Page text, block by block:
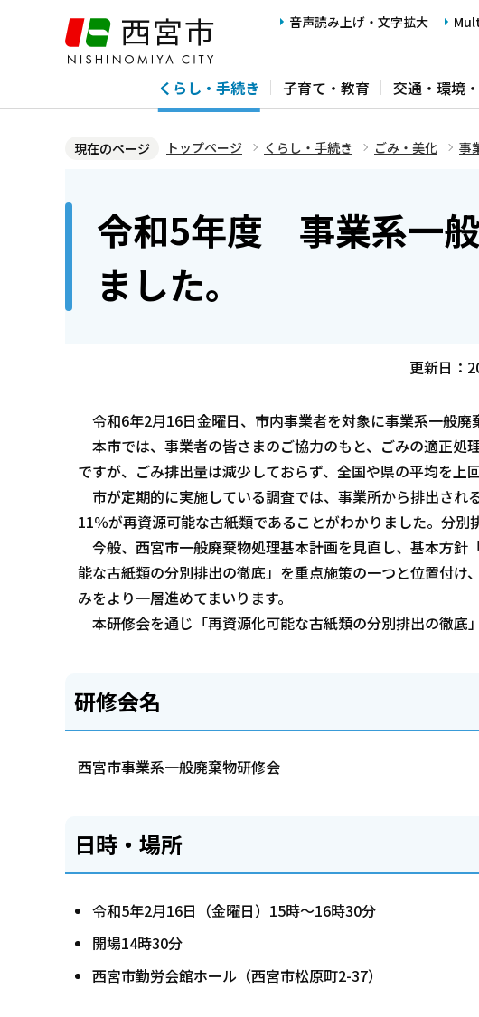
ジ
音声読み上げ・文字拡大
くらし・手続き 子育て・教育 交通・環境
現在のページ トップページ くらし・手続き ごみ・美化 事
令和5年度 事業系一
ました。
更新日：
令和6年2月16日金曜日、市内事業者を対象に事業系一般廃
本市では、事業者の皆さまのご協力のもと、ごみの適正処
ですが、ごみ排出量は減少しておらず、全国や県の平均を上
市が定期的に実施している調査では、事業所から排出され
11％が再資源可能な古紙類であることがわかりました。分別
今般、西宮市一般廃棄物処理基本計画を見直し、基本方針
能な古紙類の分別排出の徹底」を重点施策の一つと位置付
みをより一層進めてまいります。
本研修会を通じ「再資源化可能な古紙類の分別排出の徹底
研修会名
西宮市事業系一般廃棄物研修会
日時・場所
令和5年2月16日（金曜日）15時～16時30分
開場14時30分
西宮市勤労会館ホール（西宮市松原町2-37）